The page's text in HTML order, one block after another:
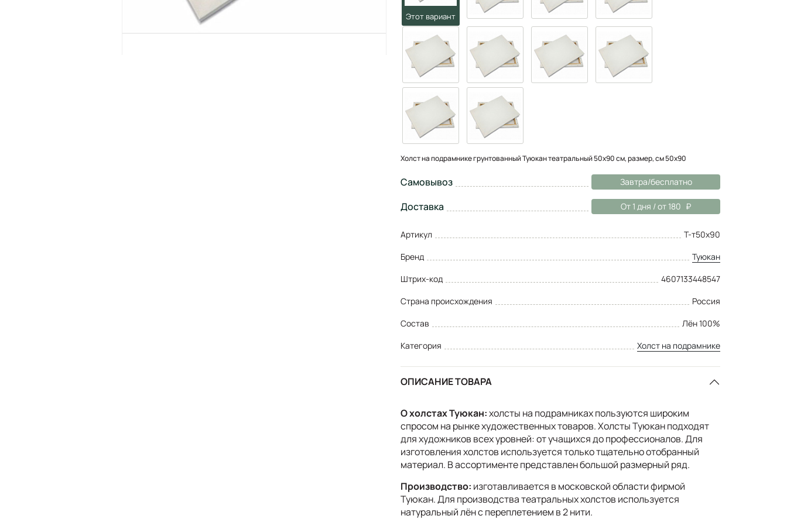
Холст на подрамнике грунтованный Туюкан театральный 50x90 см, размер, см 50x90
Самовывоз Завтра/бесплатно
Доставка От 1 дня / от 180
Артикул
Т-т50х90
Бренд
Туюкан
Штрих-код
4607133448547
Страна происхождения
Россия
Состав
Лён 100%
Категория
Холст на подрамнике
ОПИСАНИЕ ТОВАРА
О холстах Туюкан:холсты на подрамниках пользуются широким
спросом на рынке художественных товаров. Холсты Туюкан подходят
для художников всех уровней: от учащихся до профессионалов. Для
изготовления холстов используется только тщательно отобранный
материал. В ассортименте представлен большой размерный ряд.
Производство: изготавливается в московской области фирмой
Туюкан. Для производства театральных холстов используется
натуральный лён с переплетением в 2 нити.